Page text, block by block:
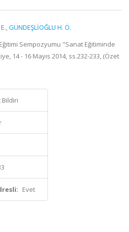
,GÜNDEŞLİOĞLU H. Ö.
Sempozyumu "Sanat Eğitiminde
14 - 16 Mayıs 2014, ss.232-233, (Özet
Bildiri
Evet